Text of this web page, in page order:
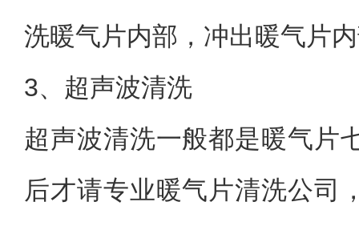
洗暖气片内部，冲出暖气片
3、超声波清洗
超声波清洗一般都是暖气片
后才请专业暖气片清洗公司